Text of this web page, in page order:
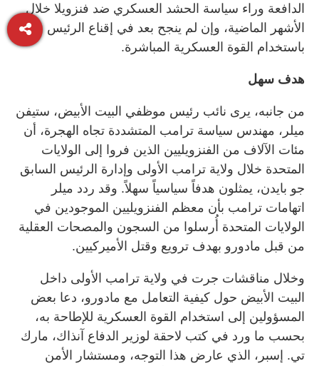
الدافعة وراء سياسة الحشد العسكري ضد فنزويلا خلال
الأشهر الماضية، وإن لم ينجح بعد في إقناع الرئيس
باستخدام القوة العسكرية المباشرة.
هدف سهل
من جانبه، يرى نائب رئيس موظفي البيت الأبيض، ستيفن
ميلر، مهندس سياسة ترامب المتشددة تجاه الهجرة، أن
مئات الآلاف من الفنزويليين الذين فروا إلى الولايات
المتحدة خلال ولاية ترامب الأولى وإدارة الرئيس السابق
جو بايدن، يمثلون هدفاً سياسياً سهلاً. وقد ردد ميلر
اتهامات ترامب بأن معظم الفنزويليين الموجودين في
الولايات المتحدة أُرسلوا من السجون والمصحات العقلية
من قبل مادورو بهدف ترويع وقتل الأميركيين.
وخلال مناقشات جرت في ولاية ترامب الأولى داخل
البيت الأبيض حول كيفية التعامل مع مادورو، دعا بعض
المسؤولين إلى استخدام القوة العسكرية للإطاحة به،
بحسب ما ورد في كتب لاحقة لوزير الدفاع آنذاك، مارك
تي. إسبر، الذي عارض هذا التوجه، ومستشار الأمن